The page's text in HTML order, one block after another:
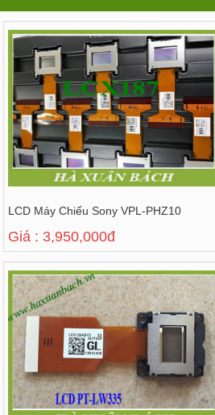
LCD Máy Chiếu Sony VPL-PHZ10
Giá : 3,950,000đ